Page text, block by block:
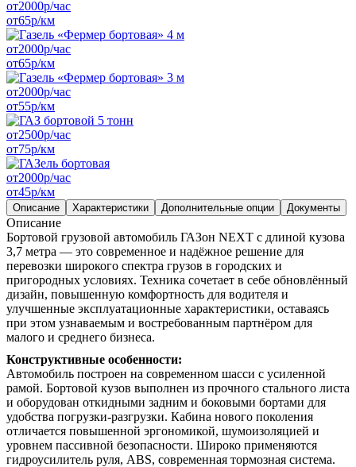
от2000р/час
от65р/км
от2000р/час
от65р/км
от2000р/час
от55р/км
от2500р/час
от75р/км
от2000р/час
от45р/км
Описание Характеристики Дополнительные опции Документы
Описание
Бортовой грузовой автомобиль ГАЗон NEXT с длиной кузова
3,7 метра — это современное и надёжное решение для
перевозки широкого спектра грузов в городских и
пригородных условиях. Техника сочетает в себе обновлённый
дизайн, повышенную комфортность для водителя и
улучшенные эксплуатационные характеристики, оставаясь
при этом узнаваемым и востребованным партнёром для
малого и среднего бизнеса.
Конструктивные особенности:
Автомобиль построен на современном шасси с усиленной
рамой. Бортовой кузов выполнен из прочного стального листа
и оборудован откидными задним и боковыми бортами для
удобства погрузки-разгрузки. Кабина нового поколения
отличается повышенной эргономикой, шумоизоляцией и
уровнем пассивной безопасности. Широко применяются
гидроусилитель руля, ABS, современная тормозная система.